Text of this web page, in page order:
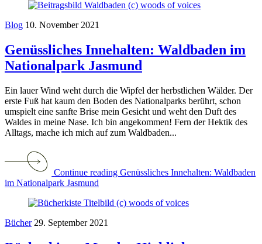
Blog 10. November 2021
Genüssliches Innehalten: Waldbaden im
Nationalpark Jasmund
Ein lauer Wind weht durch die Wipfel der herbstlichen Wälder. Der
erste Fuß hat kaum den Boden des Nationalparks berührt, schon
umspielt eine sanfte Brise mein Gesicht und weht den Duft des
Waldes in meine Nase. Ich bin angekommen! Fern der Hektik des
Alltags, mache ich mich auf zum Waldbaden...
Continue reading Genüssliches Innehalten: Waldbaden
im Nationalpark Jasmund
Bücher 29. September 2021